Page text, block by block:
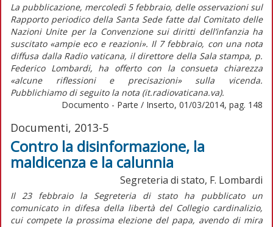
La pubblicazione, mercoledì 5 febbraio, delle osservazioni sul
Rapporto periodico della Santa Sede fatte dal Comitato delle
Nazioni Unite per la Convenzione sui diritti dell’infanzia ha
suscitato «ampie eco e reazioni». Il 7 febbraio, con una nota
diffusa dalla Radio vaticana, il direttore della Sala stampa, p.
Federico Lombardi, ha offerto con la consueta chiarezza
«alcune riflessioni e precisazioni» sulla vicenda.
Pubblichiamo di seguito la nota (it.radiovaticana.va).
Documento - Parte / Inserto, 01/03/2014, pag. 148
Documenti, 2013-5
Contro la disinformazione, la
maldicenza e la calunnia
Segreteria di stato, F. Lombardi
Il 23 febbraio la Segreteria di stato ha pubblicato un
comunicato in difesa della libertà del Collegio cardinalizio,
cui compete la prossima elezione del papa, avendo di mira